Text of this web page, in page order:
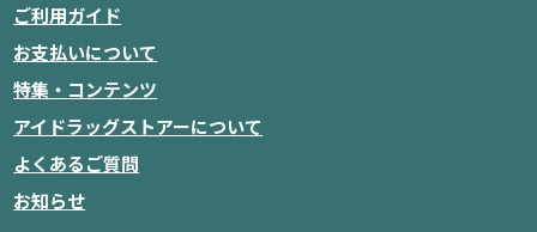
ご利用ガイド
お支払いについて
特集・コンテンツ
アイドラッグストアーについて
よくあるご質問
お知らせ